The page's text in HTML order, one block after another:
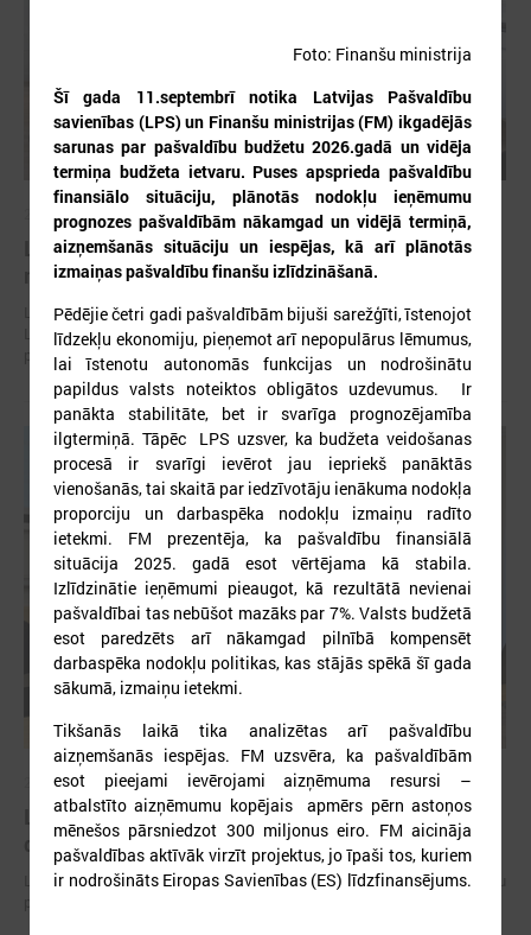
Latvijas Pašvaldību savienības un Iekšlietu
ministrijas sarunas
Latvijas Pašvaldību savienība aicina piedalīties Iekšlietu ministrijas un
Latvijas Pašvaldību savienības sarunās, kas notiks šī gada 5. augustā
plkst. 14:30 LPS 4. stāva zālē (Mazā Pils iela 1, Rīga).
2026. gada 15. jūlijs
LPS: Interaktīvā karte vienkopus parāda plašu un
detalizētu informāciju par skolu tīklu Latvijā
LPS: Interaktīvā karte vienkopus parāda plašu un detalizētu informāciju
Foto: Finanšu ministrija
Šī gada 11.septembrī notika Latvijas Pašvaldību
savienības (LPS) un Finanšu ministrijas (FM) ikgadējās
sarunas par pašvaldību budžetu 2026.gadā un vidēja
termiņa budžeta ietvaru. Puses apsprieda pašvaldību
finansiālo situāciju, plānotās nodokļu ieņēmumu
prognozes pašvaldībām nākamgad un vidējā termiņā,
aizņemšanās situāciju un iespējas, kā arī plānotās
izmaiņas pašvaldību finanšu izlīdzināšanā.
Pēdējie četri gadi pašvaldībām bijuši sarežģīti, īstenojot
līdzekļu ekonomiju, pieņemot arī nepopulārus lēmumus,
lai īstenotu autonomās funkcijas un nodrošinātu
papildus valsts noteiktos obligātos uzdevumus. Ir
panākta stabilitāte, bet ir svarīga prognozējamība
ilgtermiņā. Tāpēc LPS uzsver, ka budžeta veidošanas
procesā ir svarīgi ievērot jau iepriekš panāktās
vienošanās, tai skaitā par iedzīvotāju ienākuma nodokļa
proporciju un darbaspēka nodokļu izmaiņu radīto
ietekmi. FM prezentēja, ka pašvaldību finansiālā
situācija 2025. gadā esot vērtējama kā stabila.
Izlīdzinātie ieņēmumi pieaugot, kā rezultātā nevienai
pašvaldībai tas nebūšot mazāks par 7%. Valsts budžetā
esot paredzēts arī nākamgad pilnībā kompensēt
darbaspēka nodokļu politikas, kas stājās spēkā šī gada
sākumā, izmaiņu ietekmi.
Tikšanās laikā tika analizētas arī pašvaldību
aizņemšanās iespējas. FM uzsvēra, ka pašvaldībām
esot pieejami ievērojami aizņēmuma resursi –
atbalstīto aizņēmumu kopējais apmērs pērn astoņos
mēnešos pārsniedzot 300 miljonus eiro. FM aicināja
pašvaldības aktīvāk virzīt projektus, jo īpaši tos, kuriem
ir nodrošināts Eiropas Savienības (ES) līdzfinansējums.